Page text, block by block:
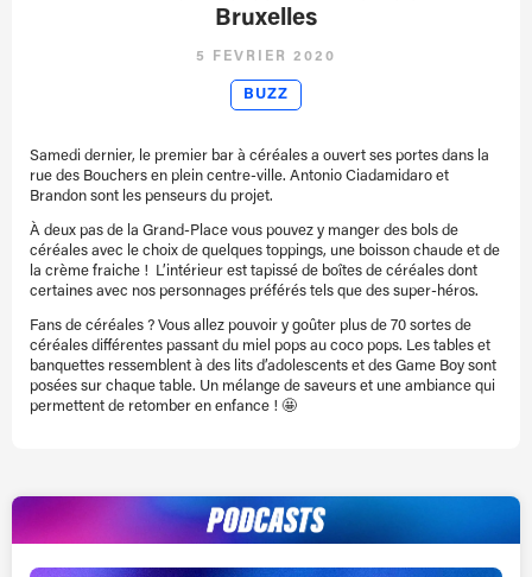
Bruxelles
5 FÉVRIER 2020
BUZZ
Samedi dernier, le premier bar à céréales a ouvert ses portes dans la
rue des Bouchers en plein centre-ville. Antonio Ciadamidaro et
Brandon sont les penseurs du projet.
À deux pas de la Grand-Place vous pouvez y manger des bols de
céréales avec le choix de quelques toppings, une boisson chaude et de
la crème fraiche ! L’intérieur est tapissé de boîtes de céréales dont
certaines avec nos personnages préférés tels que des super-héros.
Fans de céréales ? Vous allez pouvoir y goûter plus de 70 sortes de
céréales différentes passant du miel pops au coco pops. Les tables et
banquettes ressemblent à des lits d’adolescents et des Game Boy sont
posées sur chaque table. Un mélange de saveurs et une ambiance qui
permettent de retomber en enfance ! 🤩